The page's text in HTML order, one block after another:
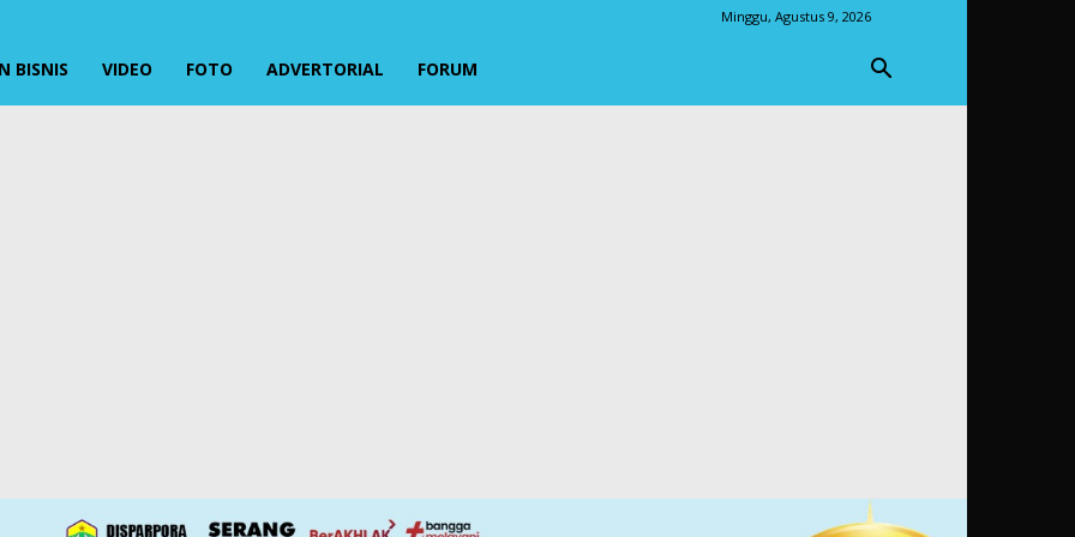
Minggu, Agustus 9, 2026
BISNIS VIDEO FOTO ADVERTORIAL FORUM